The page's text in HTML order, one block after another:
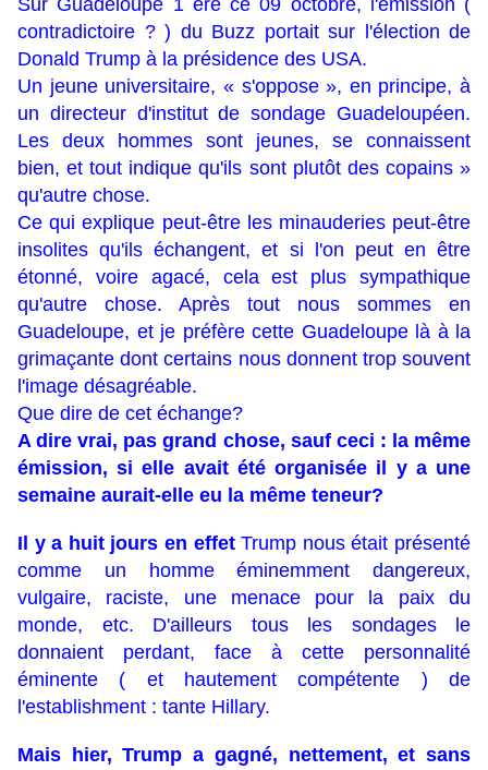
Sur Guadeloupe 1 ère ce 09 octobre, l'émission (
contradictoire ? ) du Buzz portait sur l'élection de
Donald Trump à la présidence des USA.
Un jeune universitaire, « s'oppose », en principe, à
un directeur d'institut de sondage Guadeloupéen.
Les deux hommes sont jeunes, se connaissent
bien, et tout indique qu'ils sont plutôt des copains »
qu'autre chose.
Ce qui explique peut-être les minauderies peut-être
insolites qu'ils échangent, et si l'on peut en être
étonné, voire agacé, cela est plus sympathique
qu'autre chose. Après tout nous sommes en
Guadeloupe, et je préfère cette Guadeloupe là à la
grimaçante dont certains nous donnent trop souvent
l'image désagréable.
Que dire de cet échange?
A dire vrai, pas grand chose, sauf ceci : la même
émission, si elle avait été organisée il y a une
semaine aurait-elle eu la même teneur?
Il y a huit jours en effetTrump nous était présenté
comme un homme éminemment dangereux,
vulgaire, raciste, une menace pour la paix du
monde, etc. D'ailleurs tous les sondages le
donnaient perdant, face à cette personnalité
éminente ( et hautement compétente ) de
l'establishment : tante Hillary.
Mais hier, Trump a gagné, nettement, et sans